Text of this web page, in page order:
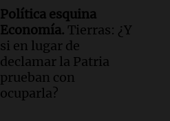
Política esquina
Economía. Tierras: ¿Y
si en lugar de
declamar la Patria
prueban con
ocuparla?